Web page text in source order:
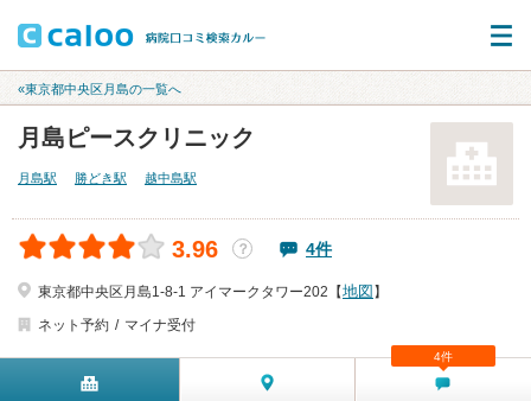
«東京都中央区月島の一覧へ
月島ピースクリニック
月島駅 勝どき駅 越中島駅
3.96 ？ 4件
東京都中央区月島1-8-1 アイマークタワー202【地図 】
ネット予約
マイナ受付
4件